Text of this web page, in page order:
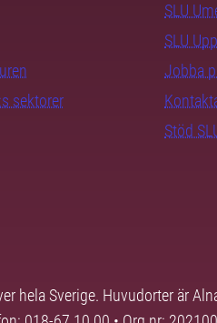
sektorer
SLU
SLU
Jobba
Stöd
hela Sverige. Huvudorter är